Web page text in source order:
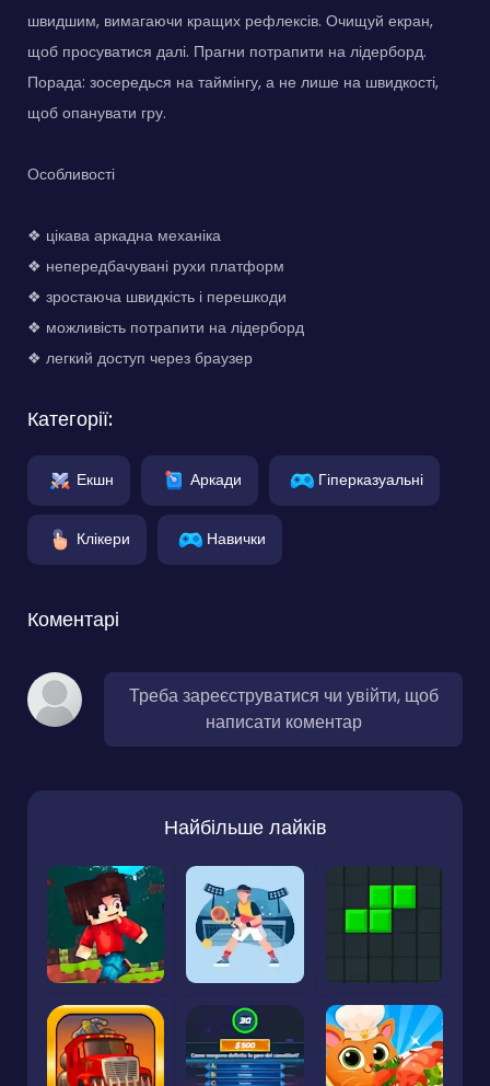
швидшим, вимагаючи кращих рефлексів. Очищуй екран,
щоб просуватися далі. Прагни потрапити на лідерборд.
Порада: зосередься на таймінгу, а не лише на швидкості,
щоб опанувати гру.
Особливості
❖ цікава аркадна механіка
❖ непередбачувані рухи платформ
❖ зростаюча швидкість і перешкоди
❖ можливість потрапити на лідерборд
❖ легкий доступ через браузер
Категорії:
Екшн Аркади Гіперказуальні
Клікери Навички
Коментарі
Треба зареєструватися чи увійти, щоб
написати коментар
Найбільше лайків